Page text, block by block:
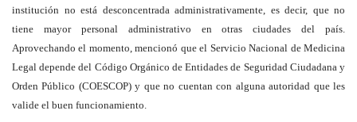
institución no está desconcentrada administrativamente, es decir, que no
tiene mayor personal administrativo en otras ciudades del país.
Aprovechando el momento, mencionó que el Servicio Nacional de Medicina
Legal depende del Código Orgánico de Entidades de Seguridad Ciudadana y
Orden Público (COESCOP) y que no cuentan con alguna autoridad que les
valide el buen funcionamiento.